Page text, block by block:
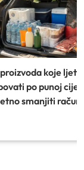
koje ljeti
po punoj
smanjiti račun)